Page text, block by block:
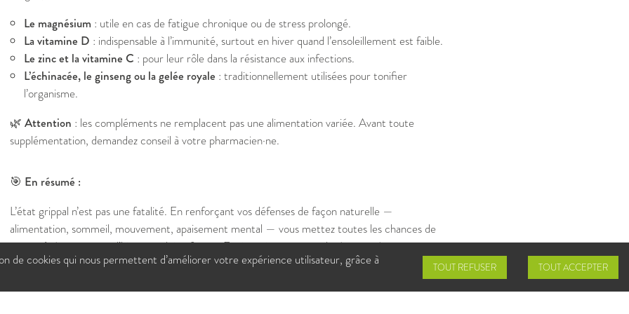
Le magnésium : utile en cas de fatigue chronique ou de stress prolongé.
La vitamine D : indispensable à l’immunité, surtout en hiver quand l’ensoleillement est faible.
Le zinc et la vitamine C : pour leur rôle dans la résistance aux infections.
L’échinacée, le ginseng ou la gelée royale : traditionnellement utilisées pour tonifier
l’organisme.
🌿 Attention : les compléments ne remplacent pas une alimentation variée. Avant toute
supplémentation, demandez conseil à votre pharmacien·ne.
🎯 En résumé :
L’état grippal n’est pas une fatalité. En renforçant vos défenses de façon naturelle —
alimentation, sommeil, mouvement, apaisement mental — vous mettez toutes les chances de
votre côté pour passer l’hiver en pleine forme. Et si un virus passe malgré tout… écoutez votre
corps, reposez-vous, et laissez le temps faire son travail.
de cookies qui nous permettent d’améliorer votre expérience utilisateur, grâce à
TOUT REFUSER TOUT ACCEPTER